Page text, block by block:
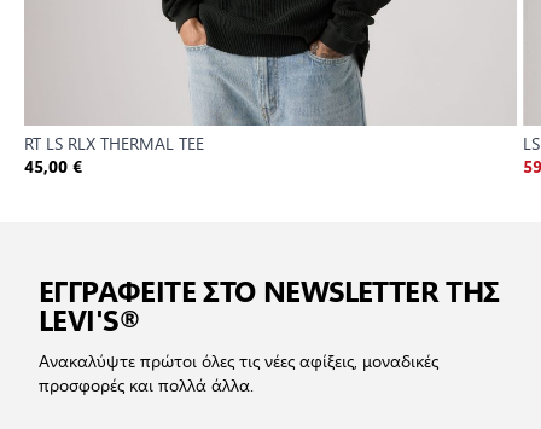
RT LS RLX THERMAL TEE
45,00 €
ΕΓΓΡΑΦΕΙΤΕ ΣΤΟ NEWSLETTER ΤΗΣ
LEVI'S®
Ανακαλύψτε πρώτοι όλες τις νέες αφίξεις, μοναδικές
προσφορές και πολλά άλλα.